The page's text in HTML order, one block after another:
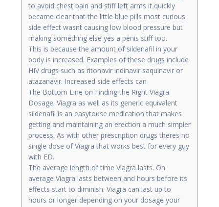
to avoid chest pain and stiff left arms it quickly
became clear that the little blue pills most curious
side effect wasnt causing low blood pressure but
making something else yes a penis stiff too.
This is because the amount of sildenafil in your
body is increased. Examples of these drugs include
HIV drugs such as ritonavir indinavir saquinavir or
atazanavir. Increased side effects can
The Bottom Line on Finding the Right Viagra
Dosage. Viagra as well as its generic equivalent
sildenafil is an easytouse medication that makes
getting and maintaining an erection a much simpler
process. As with other prescription drugs theres no
single dose of Viagra that works best for every guy
with ED.
The average length of time Viagra lasts. On
average Viagra lasts between and hours before its
effects start to diminish. Viagra can last up to
hours or longer depending on your dosage your